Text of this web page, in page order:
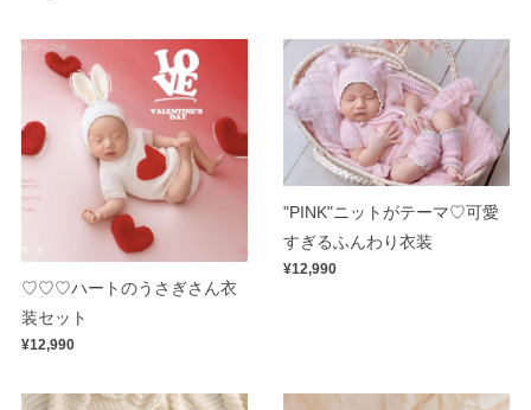
♡♡♡ハートのうさぎさん衣
装セット
¥12,990
"PINK"ニットがテーマ♡可愛
すぎるふんわり衣装
¥12,990